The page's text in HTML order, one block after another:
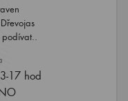
17 hod